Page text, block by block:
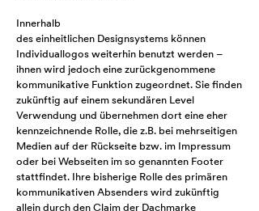
Innerhalb
des einheitlichen Designsystems können
Individuallogos weiterhin benutzt werden –
ihnen wird jedoch eine zurückgenommene
kommunikative Funktion zugeordnet. Sie finden
zukünftig auf einem sekundären Level
Verwendung und übernehmen dort eine eher
kennzeichnende Rolle, die z.B. bei mehrseitigen
Medien auf der Rückseite bzw. im Impressum
oder bei Webseiten im so genannten Footer
stattfindet. Ihre bisherige Rolle des primären
kommunikativen Absenders wird zukünftig
allein durch den Claim der Dachmarke